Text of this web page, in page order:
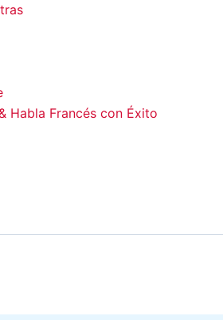
16°C 18°C 20°C 22°C
Habla Francés con Éxito